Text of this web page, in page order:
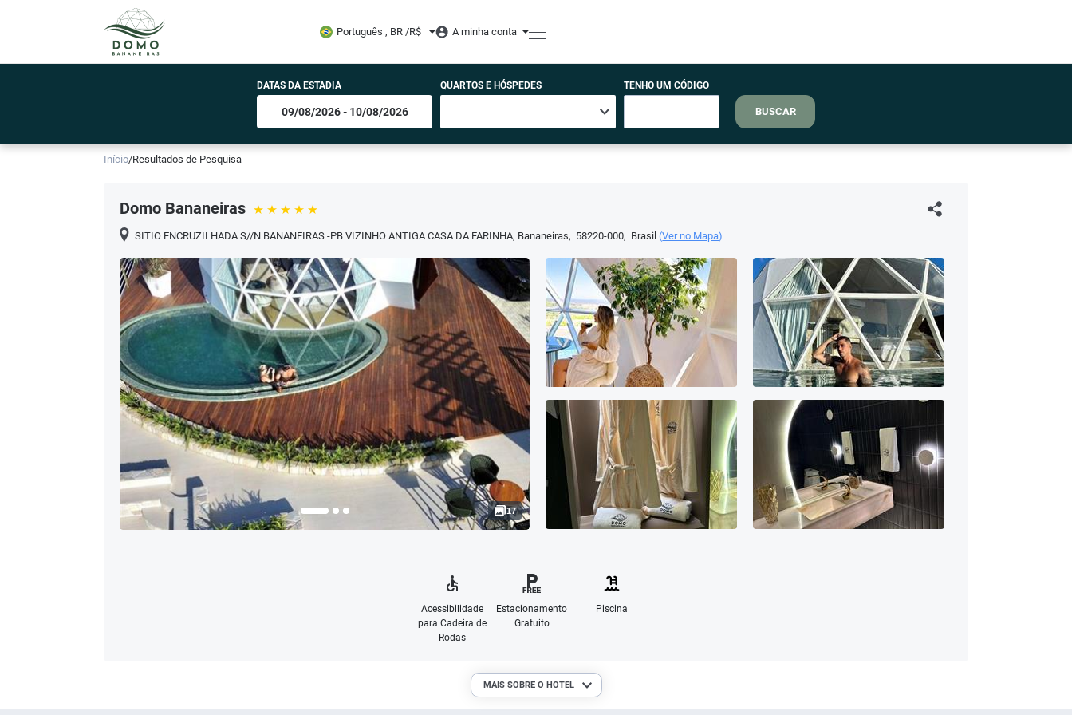
Português , BR /R$ A minha conta
DATAS DA ESTADIA QUARTOS E HÓSPEDES TENHO UM CÓDIGO
BUSCAR
Início/Resultados de Pesquisa
Domo Bananeiras
SITIO ENCRUZILHADA S//N BANANEIRAS -PB VIZINHO ANTIGA CASA DA FARINHA, Bananeiras, 58220-000, Brasil (Ver no Mapa)
17
Acessibilidade
para Cadeira de
Rodas
Estacionamento
Gratuito
Piscina
MAIS SOBRE O HOTEL